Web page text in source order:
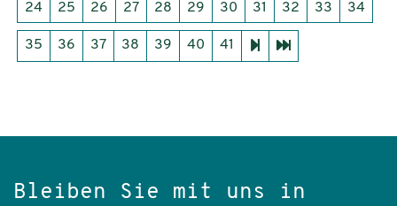
24 25 26 27 28 29 30 31 32 33 34
35 36 37 38 39 40 41
Bleiben Sie mit uns in